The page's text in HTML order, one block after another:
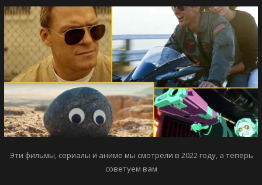
Эти фильмы, сериалы и аниме мы смотрели в 2022 году, а теперь
советуем вам